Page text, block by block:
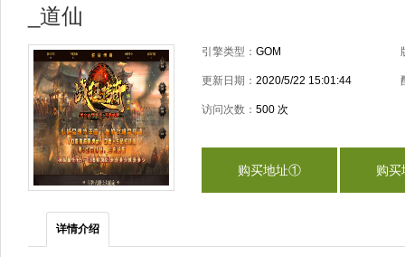
_道仙
引擎类型： GOM
更新日期： 2020/5/22 15:01:44
访问次数： 500 次
购买地址① 购
详情介绍